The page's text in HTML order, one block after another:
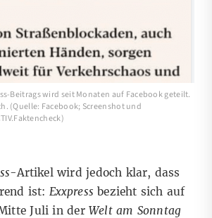
Beitrags wird seit Monaten auf Facebook geteilt.
(Quelle: Facebook; Screenshot und
-Artikel wird jedoch klar, dass
ist: Exxpress bezieht sich auf
Juli in derWelt am Sonntag